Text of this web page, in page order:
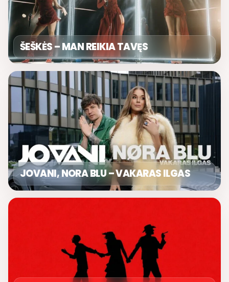
ŠEŠKĖS – MAN REIKIA TAVĘS
JOVANI, NORA BLU – VAKARAS ILGAS